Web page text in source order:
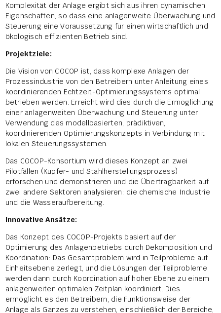
Komplexität der Anlage ergibt sich aus ihren dynamischen
Eigenschaften, so dass eine anlagenweite Überwachung und
Steuerung eine Voraussetzung für einen wirtschaftlich und
ökologisch effizienten Betrieb sind.
Projektziele:
Die Vision von COCOP ist, dass komplexe Anlagen der
Prozessindustrie von den Betreibern unter Anleitung eines
koordinierenden Echtzeit-Optimierungssystems optimal
betrieben werden. Erreicht wird dies durch die Ermöglichung
einer anlagenweiten Überwachung und Steuerung unter
Verwendung des modellbasierten, prädiktiven,
koordinierenden Optimierungskonzepts in Verbindung mit
lokalen Steuerungssystemen.
Das COCOP-Konsortium wird dieses Konzept an zwei
Pilotfällen (Kupfer- und Stahlherstellungsprozess)
erforschen und demonstrieren und die Übertragbarkeit auf
zwei andere Sektoren analysieren: die chemische Industrie
und die Wasseraufbereitung.
Innovative Ansätze:
Das Konzept des COCOP-Projekts basiert auf der
Optimierung des Anlagenbetriebs durch Dekomposition und
Koordination: Das Gesamtproblem wird in Teilprobleme auf
Einheitsebene zerlegt, und die Lösungen der Teilprobleme
werden dann durch Koordination auf hoher Ebene zu einem
anlagenweiten optimalen Zeitplan koordiniert. Dies
ermöglicht es den Betreibern, die Funktionsweise der
Anlage als Ganzes zu verstehen, einschließlich der Bereiche,